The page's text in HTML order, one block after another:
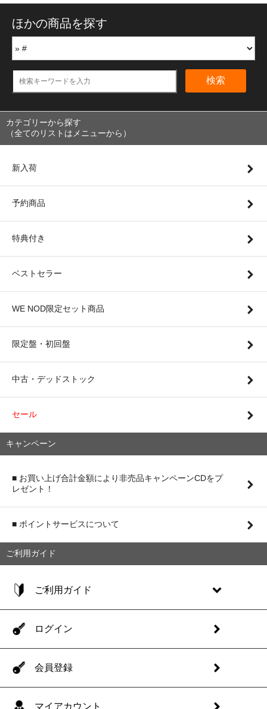
ほかの商品を探す
検索
カテゴリーから探す
（全てのリストはメニューから）
新入荷
予約商品
特典付き
ベストセラー
WE NOD限定セット商品
限定盤・初回盤
中古・デッドストック
セール
キャンペーン
■ お買い上げ合計金額により非売品キャンペーンCDをプ
レゼント！
■ ポイントサービスについて
ご利用ガイド
ご利用ガイド
ログイン
会員登録
マイアカウント